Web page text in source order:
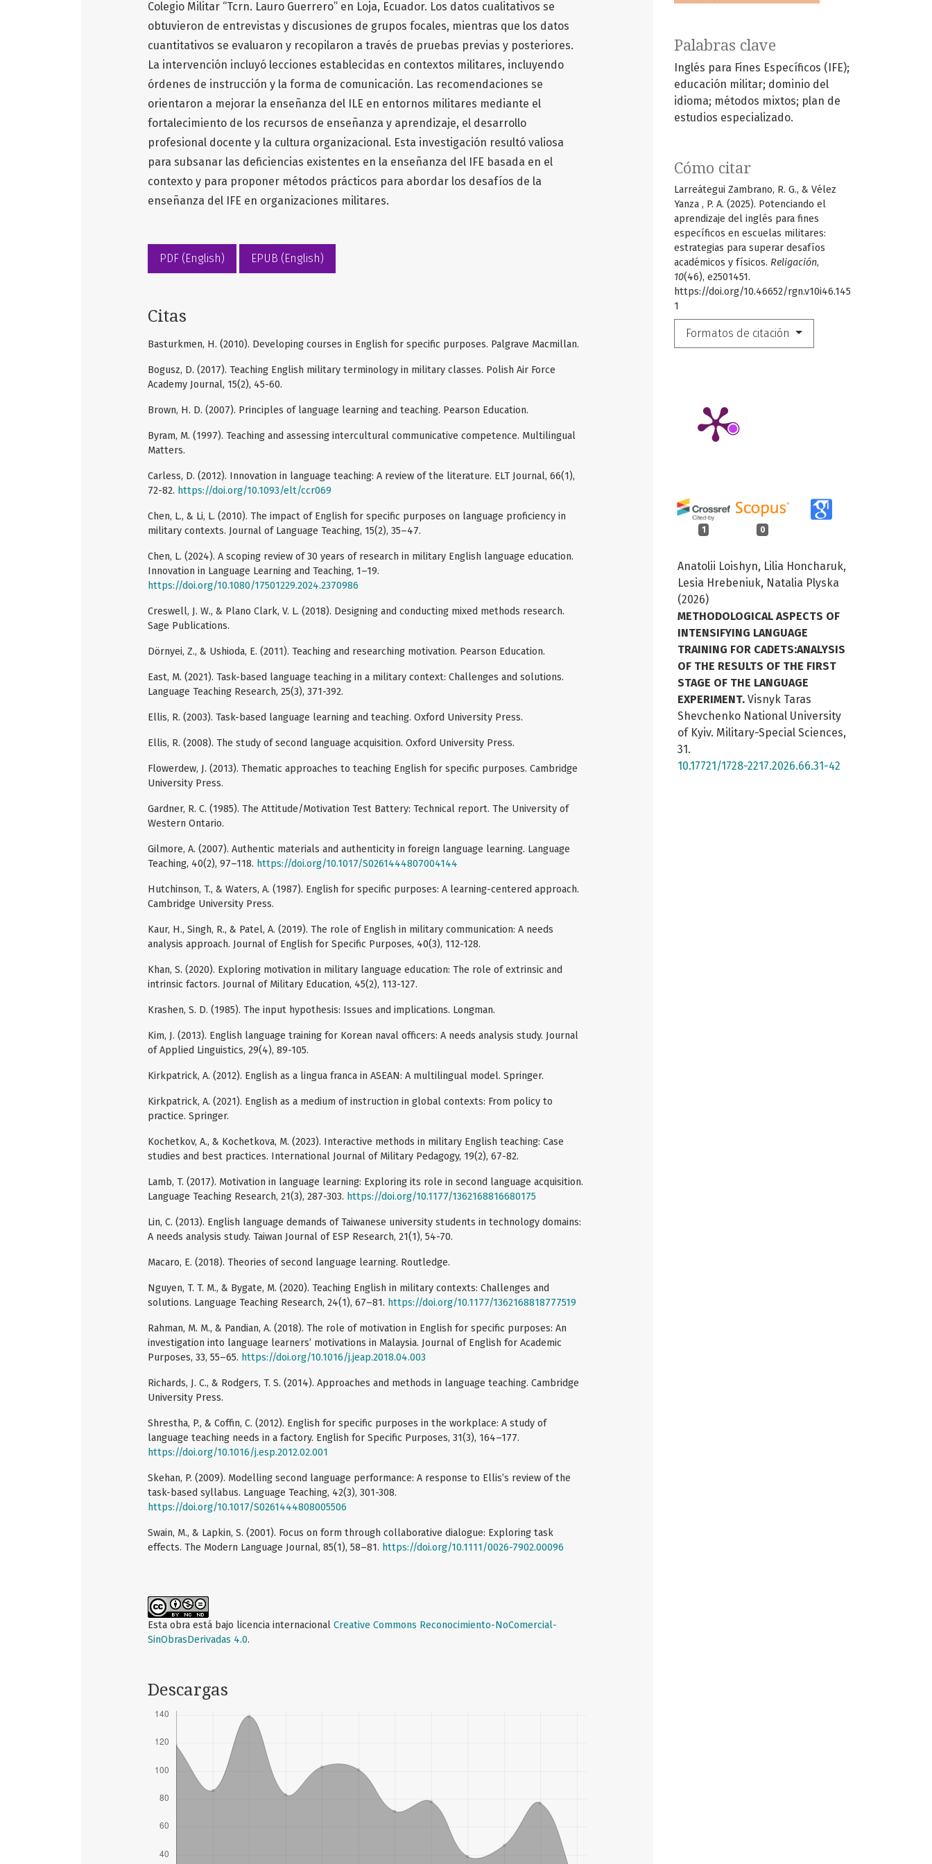
Palabras clave
Inglés para Fines Específicos (IFE);
educación militar; dominio del
idioma; métodos mixtos; plan de
estudios especializado.
Cómo citar
Larreátegui Zambrano, R. G., & Vélez
Yanza , P. A. (2025). Potenciando el
aprendizaje del inglés para fines
específicos en escuelas militares:
estrategias para superar desafíos
académicos y físicos. Religación,
10(46), e2501451.
https://doi.org/10.46652/rgn.v10i46.145
1
Formatos de citación
1 0
Anatolii Loishyn, Lilia Honcharuk,
Lesia Hrebeniuk, Natalia Plyska
(2026)
METHODOLOGICAL ASPECTS OF
INTENSIFYING LANGUAGE
TRAINING FOR CADETS:ANALYSIS
OF THE RESULTS OF THE FIRST
STAGE OF THE LANGUAGE
EXPERIMENT. Visnyk Taras
Shevchenko National University
of Kyiv. Military-Special Sciences,
31.
10.17721/1728-2217.2026.66.31-42
Colegio Militar “Tcrn. Lauro Guerrero” en Loja, Ecuador. Los datos cualitativos se
obtuvieron de entrevistas y discusiones de grupos focales, mientras que los datos
cuantitativos se evaluaron y recopilaron a través de pruebas previas y posteriores.
La intervención incluyó lecciones establecidas en contextos militares, incluyendo
órdenes de instrucción y la forma de comunicación. Las recomendaciones se
orientaron a mejorar la enseñanza del ILE en entornos militares mediante el
fortalecimiento de los recursos de enseñanza y aprendizaje, el desarrollo
profesional docente y la cultura organizacional. Esta investigación resultó valiosa
para subsanar las deficiencias existentes en la enseñanza del IFE basada en el
contexto y para proponer métodos prácticos para abordar los desafíos de la
enseñanza del IFE en organizaciones militares.
PDF (English) EPUB (English)
Citas
Basturkmen, H. (2010). Developing courses in English for specific purposes. Palgrave Macmillan.
Bogusz, D. (2017). Teaching English military terminology in military classes. Polish Air Force
Academy Journal, 15(2), 45-60.
Brown, H. D. (2007). Principles of language learning and teaching. Pearson Education.
Byram, M. (1997). Teaching and assessing intercultural communicative competence. Multilingual
Matters.
Carless, D. (2012). Innovation in language teaching: A review of the literature. ELT Journal, 66(1),
72-82. https://doi.org/10.1093/elt/ccr069
Chen, L., & Li, L. (2010). The impact of English for specific purposes on language proficiency in
military contexts. Journal of Language Teaching, 15(2), 35–47.
Chen, L. (2024). A scoping review of 30 years of research in military English language education.
Innovation in Language Learning and Teaching, 1–19.
https://doi.org/10.1080/17501229.2024.2370986
Creswell, J. W., & Plano Clark, V. L. (2018). Designing and conducting mixed methods research.
Sage Publications.
Dörnyei, Z., & Ushioda, E. (2011). Teaching and researching motivation. Pearson Education.
East, M. (2021). Task-based language teaching in a military context: Challenges and solutions.
Language Teaching Research, 25(3), 371-392.
Ellis, R. (2003). Task-based language learning and teaching. Oxford University Press.
Ellis, R. (2008). The study of second language acquisition. Oxford University Press.
Flowerdew, J. (2013). Thematic approaches to teaching English for specific purposes. Cambridge
University Press.
Gardner, R. C. (1985). The Attitude/Motivation Test Battery: Technical report. The University of
Western Ontario.
Gilmore, A. (2007). Authentic materials and authenticity in foreign language learning. Language
Teaching, 40(2), 97–118. https://doi.org/10.1017/S0261444807004144
Hutchinson, T., & Waters, A. (1987). English for specific purposes: A learning-centered approach.
Cambridge University Press.
Kaur, H., Singh, R., & Patel, A. (2019). The role of English in military communication: A needs
analysis approach. Journal of English for Specific Purposes, 40(3), 112-128.
Khan, S. (2020). Exploring motivation in military language education: The role of extrinsic and
intrinsic factors. Journal of Military Education, 45(2), 113-127.
Krashen, S. D. (1985). The input hypothesis: Issues and implications. Longman.
Kim, J. (2013). English language training for Korean naval officers: A needs analysis study. Journal
of Applied Linguistics, 29(4), 89-105.
Kirkpatrick, A. (2012). English as a lingua franca in ASEAN: A multilingual model. Springer.
Kirkpatrick, A. (2021). English as a medium of instruction in global contexts: From policy to
practice. Springer.
Kochetkov, A., & Kochetkova, M. (2023). Interactive methods in military English teaching: Case
studies and best practices. International Journal of Military Pedagogy, 19(2), 67-82.
Lamb, T. (2017). Motivation in language learning: Exploring its role in second language acquisition.
Language Teaching Research, 21(3), 287-303. https://doi.org/10.1177/1362168816680175
Lin, C. (2013). English language demands of Taiwanese university students in technology domains:
A needs analysis study. Taiwan Journal of ESP Research, 21(1), 54-70.
Macaro, E. (2018). Theories of second language learning. Routledge.
Nguyen, T. T. M., & Bygate, M. (2020). Teaching English in military contexts: Challenges and
solutions. Language Teaching Research, 24(1), 67–81. https://doi.org/10.1177/1362168818777519
Rahman, M. M., & Pandian, A. (2018). The role of motivation in English for specific purposes: An
investigation into language learners’ motivations in Malaysia. Journal of English for Academic
Purposes, 33, 55–65. https://doi.org/10.1016/j.jeap.2018.04.003
Richards, J. C., & Rodgers, T. S. (2014). Approaches and methods in language teaching. Cambridge
University Press.
Shrestha, P., & Coffin, C. (2012). English for specific purposes in the workplace: A study of
language teaching needs in a factory. English for Specific Purposes, 31(3), 164–177.
https://doi.org/10.1016/j.esp.2012.02.001
Skehan, P. (2009). Modelling second language performance: A response to Ellis’s review of the
task-based syllabus. Language Teaching, 42(3), 301-308.
https://doi.org/10.1017/S0261444808005506
Swain, M., & Lapkin, S. (2001). Focus on form through collaborative dialogue: Exploring task
effects. The Modern Language Journal, 85(1), 58–81. https://doi.org/10.1111/0026-7902.00096
Esta obra está bajo licencia internacional Creative Commons Reconocimiento-NoComercial-
SinObrasDerivadas 4.0.
Descargas